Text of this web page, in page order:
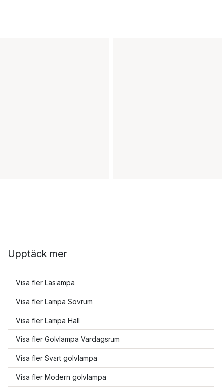
Upptäck mer
Visa fler Läslampa
Visa fler Lampa Sovrum
Visa fler Lampa Hall
Visa fler Golvlampa Vardagsrum
Visa fler Svart golvlampa
Visa fler Modern golvlampa